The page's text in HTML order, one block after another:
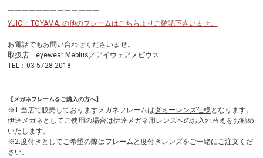
￣￣￣￣￣￣￣￣￣￣￣￣￣
YUICHI TOYAMA. の他のフレームはこちらよりご確認下さいませ。
お電話でもお問い合わせくださいませ。
取扱店 eyewear Mebius／アイウェアメビウス
TEL：03-5728-2018
【メガネフレームをご購入の方へ】
※1.当店で販売しておりますメガネフレームはダミーレンズ仕様 となります。
伊達メガネとしてご使用の場合は伊達メガネ用レンズへのお入れ替えをお勧め
いたします。
※2.度付きとしてご希望の際はフレームと度付きレンズをご一緒にご注文くだ
さい。